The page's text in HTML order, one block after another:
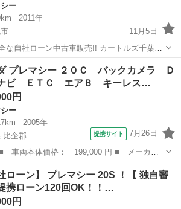
ー
2011年
11月5日
な自社ローン中古車販売!! カートルズ千葉店
ルツーリングセレ ！！ LINEで簡単
♩ 友達追加はコチラ↓ htt...
プレマシー
プレマシー ２０Ｃ バックカメラ Ｄ
ビ ＥＴＣ エアＢ キーレス…
円
ー
2005年
比企郡
提携サイト 7月26日
： プレマシー ■ グレード名： ２０Ｃ
ナビ ＥＴＣ エアＢ キーレス ４ＷＤ Ａ
マシー
ローン】 プレマシー 20S ！【 独自審
携ローン120回OK！！…
円